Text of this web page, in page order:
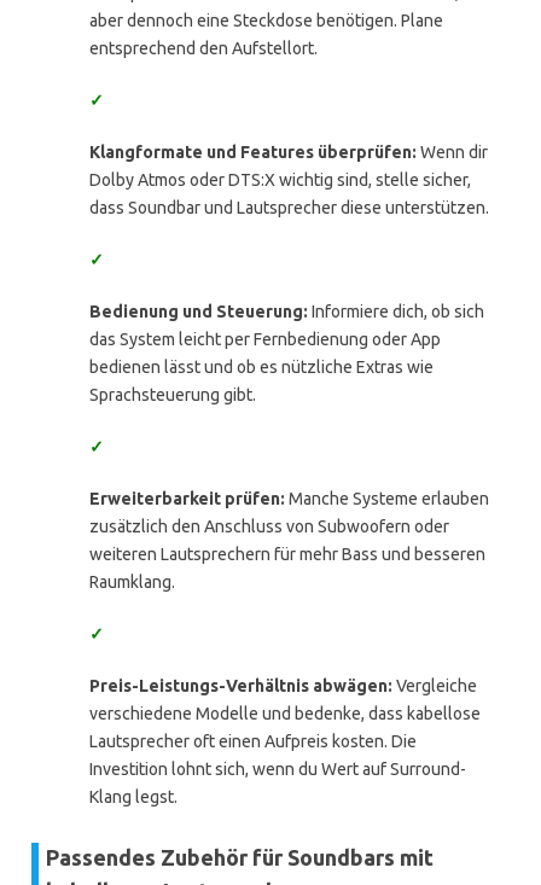
aber dennoch eine Steckdose benötigen. Plane
entsprechend den Aufstellort.
✓
Klangformate und Features überprüfen: Wenn dir
Dolby Atmos oder DTS:X wichtig sind, stelle sicher,
dass Soundbar und Lautsprecher diese unterstützen.
✓
Bedienung und Steuerung: Informiere dich, ob sich
das System leicht per Fernbedienung oder App
bedienen lässt und ob es nützliche Extras wie
Sprachsteuerung gibt.
✓
Erweiterbarkeit prüfen: Manche Systeme erlauben
zusätzlich den Anschluss von Subwoofern oder
weiteren Lautsprechern für mehr Bass und besseren
Raumklang.
✓
Preis-Leistungs-Verhältnis abwägen: Vergleiche
verschiedene Modelle und bedenke, dass kabellose
Lautsprecher oft einen Aufpreis kosten. Die
Investition lohnt sich, wenn du Wert auf Surround-
Klang legst.
Passendes Zubehör für Soundbars mit